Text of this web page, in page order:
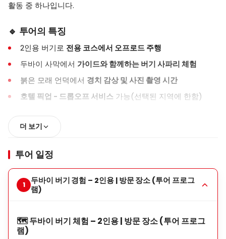
활동 중 하나입니다.
🔹 투어의 특징
2인용 버기로 전용 코스에서 오프로드 주행
두바이 사막에서 가이드와 함께하는 버기 사파리 체험
붉은 모래 언덕에서 경치 감상 및 사진 촬영 시간
호텔 픽업 - 드롭오프 서비스 가능(선택된 지역에 한함)
일출 또는 일몰 시간대의
⏱️ 소요 시간 & 일정
총 투어 시간: 약 3–4시간
(이동 포함)
투어 시간: 오전 이른 시간 또는 일몰 옵션 가능
더 보기
투어 일정
두바이 버기 경험 – 2인용 | 방문 장소 (투어 프로그
램)
🗺️ 두바이 버기 체험 – 2인용 | 방문 장소 (투어 프로그
램)